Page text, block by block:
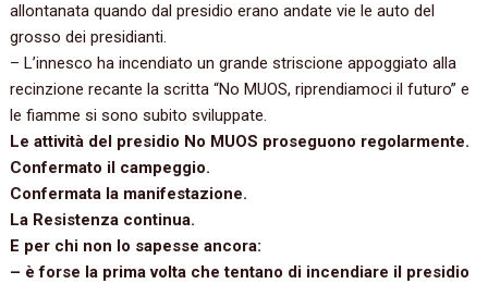
allontanata quando dal presidio erano andate vie le auto del
grosso dei presidianti.
– L’innesco ha incendiato un grande striscione appoggiato alla
recinzione recante la scritta “No MUOS, riprendiamoci il futuro” e
le fiamme si sono subito sviluppate.
Le attività del presidio No MUOS proseguono regolarmente.
Confermato il campeggio.
Confermata la manifestazione.
La Resistenza continua.
E per chi non lo sapesse ancora:
– è forse la prima volta che tentano di incendiare il presidio